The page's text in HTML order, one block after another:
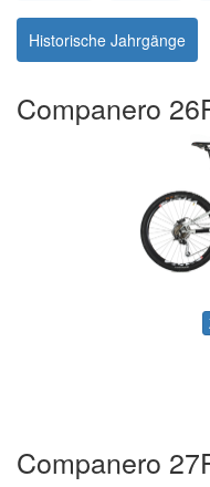
Historische Jahrgänge
Companero
Companero